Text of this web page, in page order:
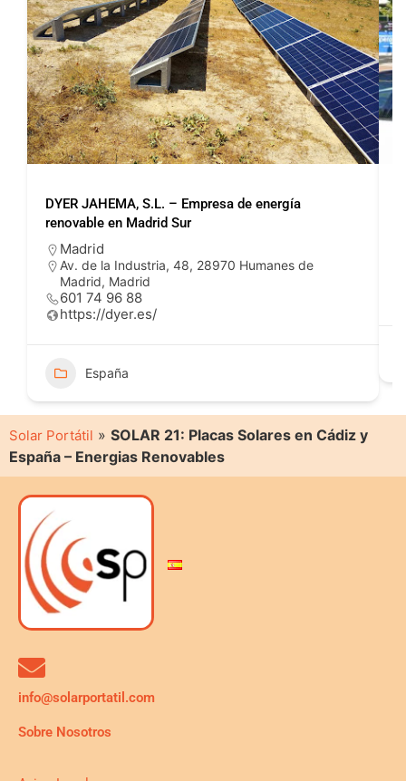
DYER JAHEMA, S.L. – Empresa de energía
renovable en Madrid Sur
Madrid
Av. de la Industria, 48, 28970 Humanes de
Madrid, Madrid
601 74 96 88
https://dyer.es/
España
Solar Portátil » SOLAR 21: Placas Solares en Cádiz y
España – Energias Renovables
info@solarportatil.com
Sobre Nosotros